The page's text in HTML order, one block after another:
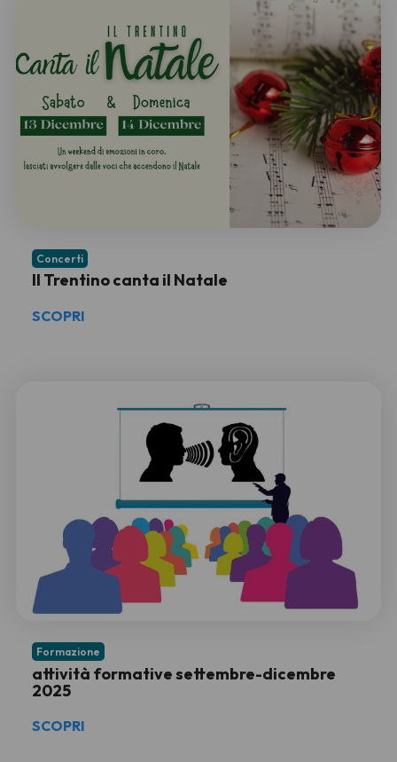
Il Trentino canta il Natale
Concerti
SCOPRI
attività formative settembre-dicembre
2025
Formazione
SCOPRI